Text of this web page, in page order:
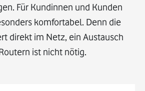
Für Kundinnen und Kunden
komfortabel. Denn die
direkt im Netz, ein Austausch
ist nicht nötig.